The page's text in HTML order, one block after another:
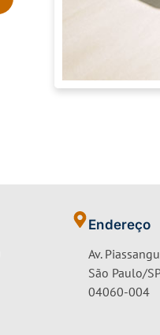
Endereço
Av.
São Paulo/
04060-004